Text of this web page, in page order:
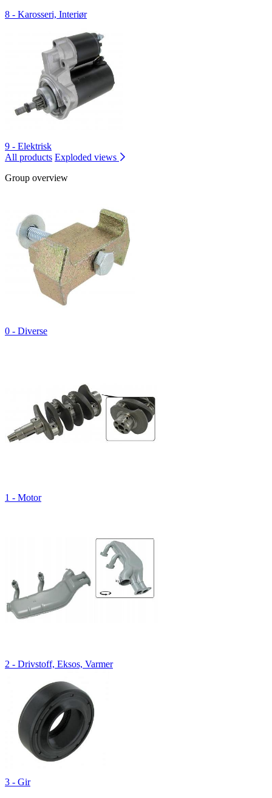
8 - Karosseri, Interiør
9 - Elektrisk
All products Exploded views
Group overview
0 - Diverse
1 - Motor
2 - Drivstoff, Eksos, Varmer
3 - Gir